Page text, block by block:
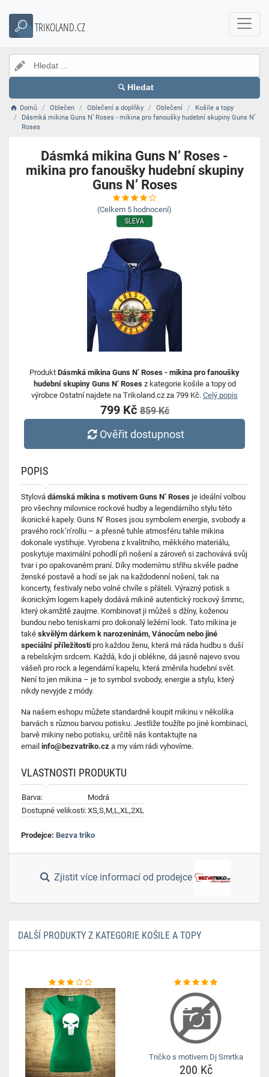
TRIKOLAND.CZ
Hledat
Domů Oblečen Oblečení a doplňky Oblečení
Košile a topy
Dásmká mikina Guns N’ Roses - mikina pro fanoušky hudební skupiny Guns N’
Roses
Dásmká mikina Guns N’ Roses -
mikina pro fanoušky hudební skupiny
Guns N’ Roses
(Celkem 5 hodnocení)
SLEVA
Produkt Dásmká mikina Guns N’ Roses - mikina pro fanoušky
hudební skupiny Guns N’ Rosesz kategorie košile a topy od
výrobce Ostatní najdete na Trikoland.cz za 799 Kč. Celý popis
799 Kč859 Kč
Ověřit dostupnost
POPIS
Stylová dámská mikina s motivem Guns N’ Roses je ideální volbou
pro všechny milovnice rockové hudby a legendárního stylu této
ikonické kapely. Guns N’ Roses jsou symbolem energie, svobody a
pravého rock’n’rollu – a přesně tuhle atmosféru tahle mikina
dokonale vystihuje. Vyrobena z kvalitního, měkkého materiálu,
poskytuje maximální pohodlí při nošení a zároveň si zachovává svůj
tvar i po opakovaném praní. Díky modernímu střihu skvěle padne
ženské postavě a hodí se jak na každodenní nošení, tak na
koncerty, festivaly nebo volné chvíle s přáteli. Výrazný potisk s
ikonickým logem kapely dodává mikině autentický rockový šmrnc,
který okamžitě zaujme. Kombinovat ji můžeš s džíny, koženou
bundou nebo teniskami pro dokonalý ležérní look. Tato mikina je
také skvělým dárkem k narozeninám, Vánocům nebo jiné
speciální příležitosti pro každou ženu, která má ráda hudbu s duší
a rebelským srdcem. Každá, kdo ji oblékne, dá jasně najevo svou
vášeň pro rock a legendární kapelu, která změnila hudební svět.
Není to jen mikina – je to symbol svobody, energie a stylu, který
nikdy nevyjde z módy.
Na našem eshopu můžete standardně koupit mikinu v několika
barvách s různou barvou potisku. Jestliže toužíte po jiné kombinaci,
barvě mikiny nebo potisku, určitě nás kontaktujte na
email info@bezvatriko.cz a my vám rádi vyhovíme.
VLASTNOSTI PRODUKTU
Barva:
Modrá
Dostupné velikosti:XS,S,M,L,XL,2XL
Prodejce: Bezva triko
Zjistit více informací od prodejce
DALŠÍ PRODUKTY Z KATEGORIE KOŠILE A TOPY
Tričko s motivem Dj Smrtka
200 Kč